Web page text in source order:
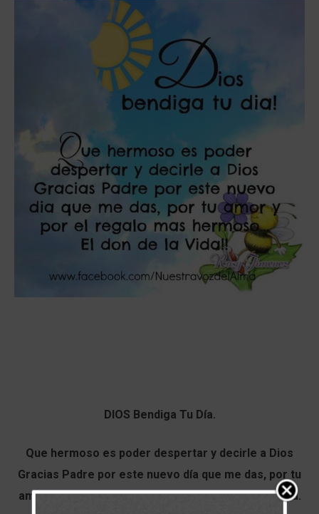
DIOS Bendiga Tu Día.
Que hermoso es poder despertar y decirle a Dios
Gracias Padre por este nuevo día que me das, por tu
amor y por el regalo más hermoso, el don de la Vida.